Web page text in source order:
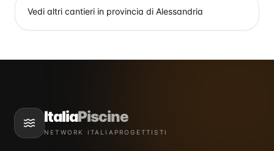
Vedi altri cantieri in provincia di Alessandria
ItaliaPiscine
NETWORK ITALIAPROGETTISTI